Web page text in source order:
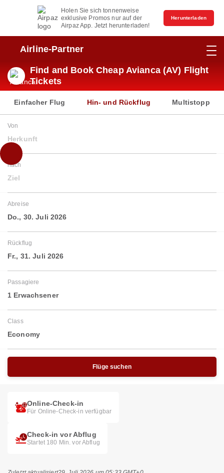
Holen Sie sich tonnenweise
exklusive Promos nur auf der
Airpaz App. Jetzt herunterladen!
Herunterladen
Airline-Partner
Find and Book Cheap Avianca (AV) Flight
Tickets
Einfacher Flug Hin- und Rückflug Multistopp
Von
Herkunft
nach
Ziel
Abreise
Do., 30. Juli 2026
Rückflug
Fr., 31. Juli 2026
Passagiere
1 Erwachsener
Class
Economy
Flüge suchen
Online-Check-in
Für Online-Check-in verfügbar
Check-in vor Abflug
Startet 180 Min. vor Abflug